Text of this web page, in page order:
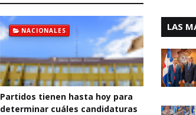
NACIONALES
Partidos tienen hasta hoy para
determinar cuáles candidaturas
LAS